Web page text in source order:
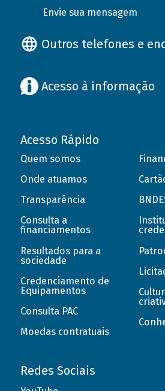
Envie sua mensagem
Outros telefones e
Acesso à informação
Acesso Rápido
Quem somos
Onde atuamos
Transparência
Consulta a
financiamentos
Resultados para a
sociedade
Credenciamento de
Equipamentos
Consulta PAC
Moedas contratuais
Redes Sociais